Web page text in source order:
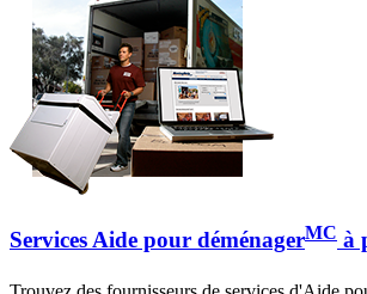
Services Aide pour déménagerMC à